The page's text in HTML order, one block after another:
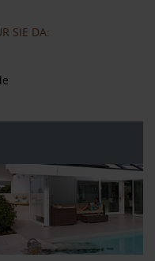
SIE DA: